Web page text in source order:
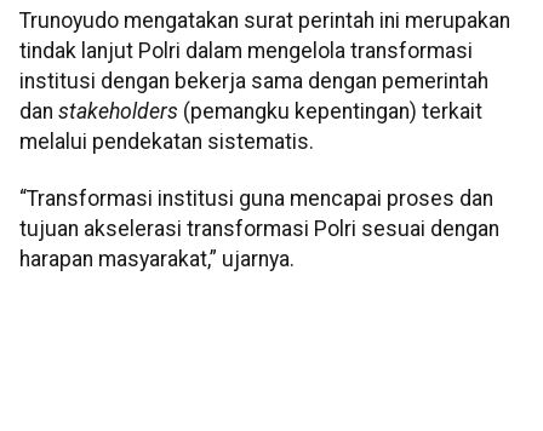
Trunoyudo mengatakan surat perintah ini merupakan
tindak lanjut Polri dalam mengelola transformasi
institusi dengan bekerja sama dengan pemerintah
dan stakeholders (pemangku kepentingan) terkait
melalui pendekatan sistematis.
“Transformasi institusi guna mencapai proses dan
tujuan akselerasi transformasi Polri sesuai dengan
harapan masyarakat,” ujarnya.